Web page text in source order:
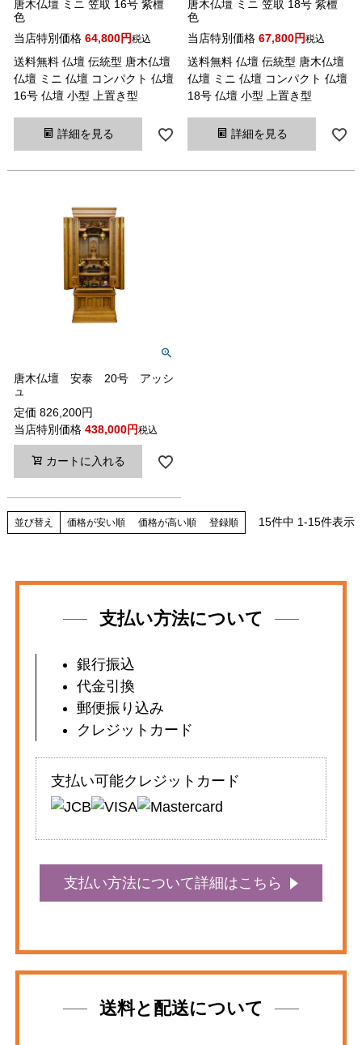
唐木仏壇 ミニ 笠取 16号 紫檀
色
当店特別価格 64,800 税込
送料無料 仏壇 伝統型 唐木仏壇
仏壇 ミニ 仏壇 コンパクト 仏壇
16号 仏壇 小型 上置き型
詳細を見る
唐木仏壇 ミニ 笠取 18号 紫檀
色
当店特別価格 67,800 税込
送料無料 仏壇 伝統型 唐木仏壇
仏壇 ミニ 仏壇 コンパクト 仏壇
18号 仏壇 小型 上置き型
詳細を見る
唐木仏壇 安泰 20号 アッシ
ュ
定価 826,200
当店特別価格 438,000 税込
カートに入れる
並び替え 価格が安い順 価格が高い順 登録順 15件中 1-15件表示
支払い方法について
銀行振込
代金引換
郵便振り込み
クレジットカード
支払い可能クレジットカード
支払い方法について詳細はこちら
送料と配送について